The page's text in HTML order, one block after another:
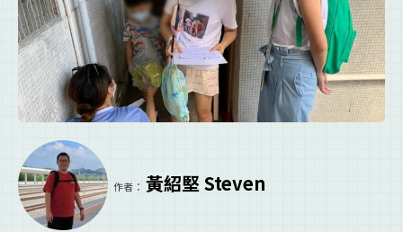
作者： 黃紹堅 Steven